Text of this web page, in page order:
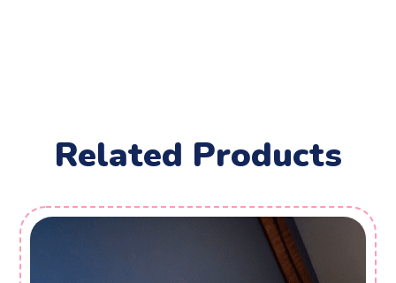
Related Products